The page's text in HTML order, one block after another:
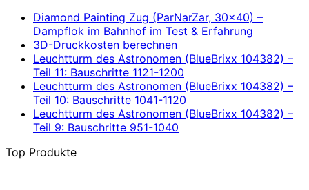
Diamond Painting Zug (ParNarZar, 30×40) –
Dampflok im Bahnhof im Test & Erfahrung
3D-Druckkosten berechnen
Leuchtturm des Astronomen (BlueBrixx 104382) –
Teil 11: Bauschritte 1121-1200
Leuchtturm des Astronomen (BlueBrixx 104382) –
Teil 10: Bauschritte 1041-1120
Leuchtturm des Astronomen (BlueBrixx 104382) –
Teil 9: Bauschritte 951-1040
Top Produkte